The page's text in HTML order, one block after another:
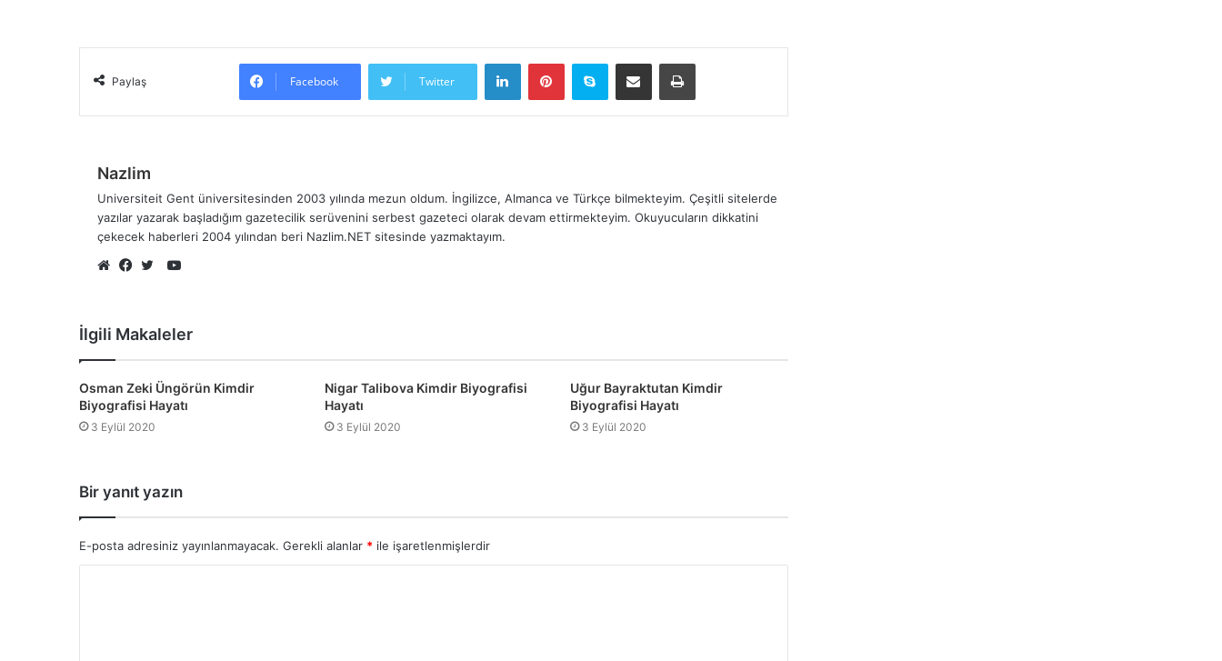
Paylaş Facebook Twitter
LinkedInPinterestSkype E-Posta ile paylaş Yazdır
Nazlim
Universiteit Gent üniversitesinden 2003 yılında mezun oldum. İngilizce, Almanca ve Türkçe bilmekteyim. Çeşitli sitelerde
yazılar yazarak başladığım gazetecilik serüvenini serbest gazeteci olarak devam ettirmekteyim. Okuyucuların dikkatini
çekecek haberleri 2004 yılından beri Nazlim.NET sitesinde yazmaktayım.
YouTube
İlgili Makaleler
Osman Zeki Üngörün Kimdir
Biyografisi Hayatı
3 Eylül 2020
Nigar Talibova Kimdir Biyografisi
Hayatı
3 Eylül 2020
Uğur Bayraktutan Kimdir
Biyografisi Hayatı
3 Eylül 2020
Bir yanıt yazın
E-posta adresiniz yayınlanmayacak. Gerekli alanlar * ile işaretlenmişlerdir